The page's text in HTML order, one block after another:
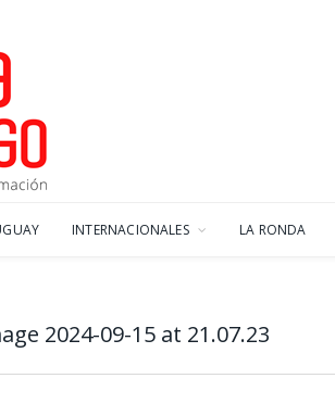
INTERNACIONALES LA RONDA
2024-09-15 at 21.07.23